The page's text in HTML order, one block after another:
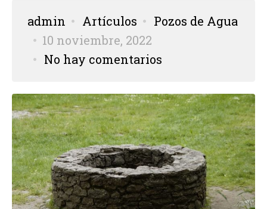
admin Artículos
Pozos de Agua
10 noviembre, 2022
No hay comentarios